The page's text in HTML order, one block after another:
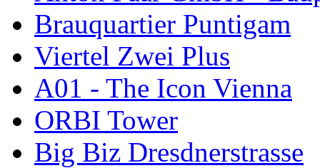
Brauquartier Puntigam
Viertel Zwei Plus
A01 - The Icon Vienna
ORBI Tower
Big Biz Dresdnerstrasse